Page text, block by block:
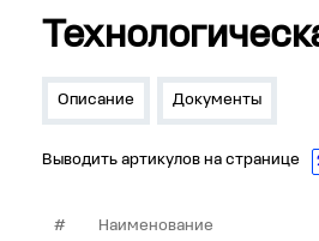
Описание Документы
Выводить артикулов на странице
# Наименование